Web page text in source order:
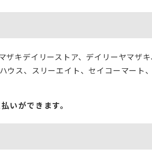
キデイリーストア、デイリーヤマザ
ウス、スリーエイト、セイコーマート
いができます。